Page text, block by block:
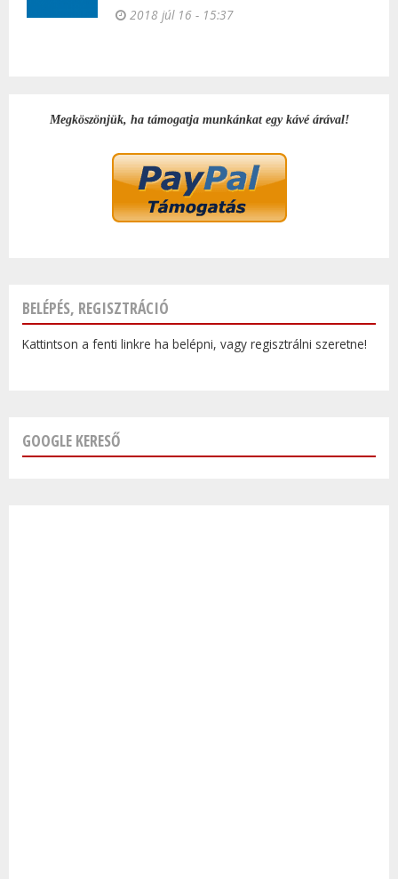
2018 júl 16 - 15:37
Megköszönjük, ha támogatja munkánkat egy kávé árával!
BELÉPÉS, REGISZTRÁCIÓ
Kattintson a fenti linkre ha belépni, vagy regisztrálni szeretne!
GOOGLE KERESŐ